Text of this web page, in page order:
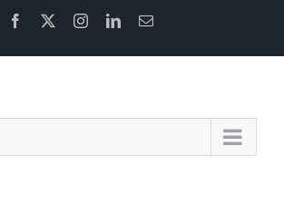
Facebook InstagramLinkedInEmail